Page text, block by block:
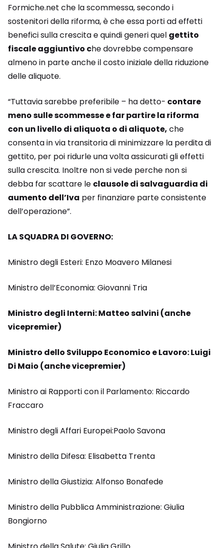
Formiche.net che la scommessa, secondo i
sostenitori della riforma, è che essa porti ad effetti
benefici sulla crescita e quindi generi quel gettito
fiscale aggiuntivo che dovrebbe compensare
almeno in parte anche il costo iniziale della riduzione
delle aliquote.
“Tuttavia sarebbe preferibile – ha detto- contare
meno sulle scommesse e far partire la riforma
con un livello di aliquota o di aliquote, che
consenta in via transitoria di minimizzare la perdita di
gettito, per poi ridurle una volta assicurati gli effetti
sulla crescita. Inoltre non si vede perche non si
debba far scattare le clausole di salvaguardia di
aumento dell’Iva per finanziare parte consistente
dell’operazione”.
LA SQUADRA DI GOVERNO:
Ministro degli Esteri: Enzo Moavero Milanesi
Ministro dell’Economia: Giovanni Tria
Ministro degli Interni: Matteo salvini (anche
vicepremier)
Ministro dello Sviluppo Economico e Lavoro: Luigi
Di Maio (anche vicepremier)
Ministro ai Rapporti con il Parlamento: Riccardo
Fraccaro
Ministro degli Affari Europei:Paolo Savona
Ministro della Difesa: Elisabetta Trenta
Ministro della Giustizia: Alfonso Bonafede
Ministro della Pubblica Amministrazione: Giulia
Bongiorno